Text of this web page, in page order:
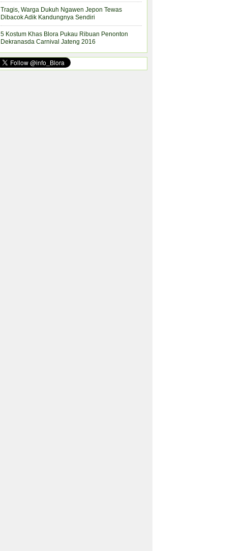
Tragis, Warga Dukuh Ngawen Jepon Tewas
Dibacok Adik Kandungnya Sendiri
5 Kostum Khas Blora Pukau Ribuan Penonton
Dekranasda Carnival Jateng 2016